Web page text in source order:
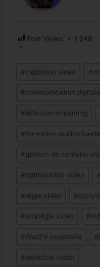
Post Views: 1 248
la
#captation vidéo #
#communication digitale
#diffusion streaming
#formation audiovisuelle
#gestion de contenu
#optimisation vidéo
#régie vidéo #
#stratégie vidéo #
#WebTV corporate #
#workflow vidéo